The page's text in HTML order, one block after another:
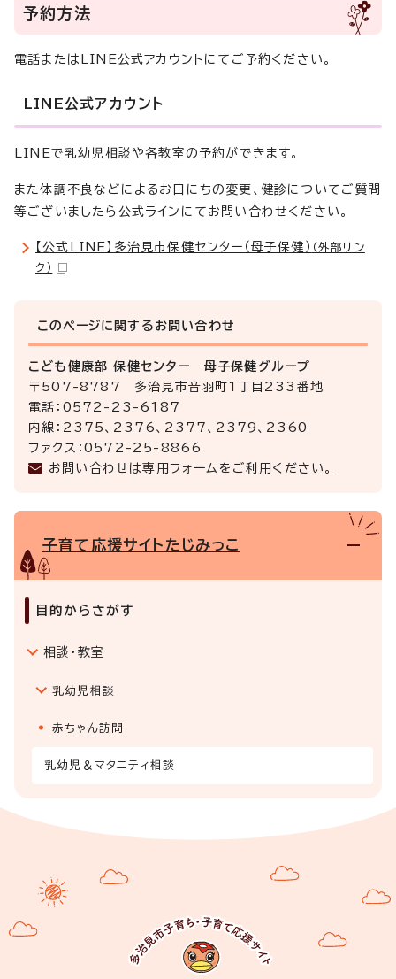
予約方法
電話またはLINE公式アカウントにてご予約ください。
LINE公式アカウント
LINEで乳幼児相談や各教室の予約ができます。
また体調不良などによるお日にちの変更、健診についてご質問
等ございましたら公式ラインにてお問い合わせください。
【公式LINE】多治見市保健センター（母子保健） （外部リン
ク）
このページに関する お問い合わせ
こども健康部 保健センター 母子保健グループ
〒507-8787 多治見市音羽町1丁目233番地
電話：0572-23-6187
内線：2375、2376、2377、2379、2360
ファクス：0572-25-8866
お問い合わせは専用フォームをご利用ください。
子育て応援サイトたじみっこ
目的からさがす
相談・教室
乳幼児相談
赤ちゃん訪問
乳幼児＆マタニティ相談